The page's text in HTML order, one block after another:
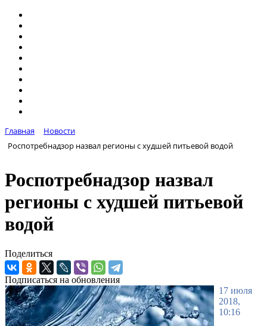
Главная
Новости
Роспотребнадзор назвал регионы с худшей питьевой водой
Роспотребнадзор назвал
регионы с худшей питьевой
водой
Поделиться
Подписаться на обновления
17 июля
2018,
10:16